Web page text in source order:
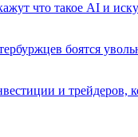
что такое AI и
боятся
и трейдеров,